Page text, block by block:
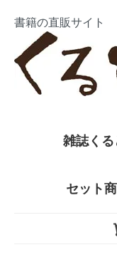
書籍の直販サイト
雑誌くる
セット